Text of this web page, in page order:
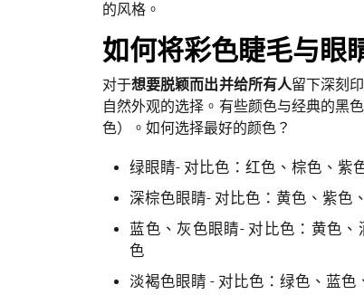
的风格。
如何将彩色睫毛与眼
对于想要脱颖而出并给所有人留下深刻
自然外观的选择。有些颜色与经典的黑
色）。如何选择最好的颜色？
绿眼睛- 对比色：红色、棕色、紫
深棕色眼睛- 对比色：黄色、紫色
蓝色、灰色眼睛- 对比色：黄色
色
淡褐色眼睛 - 对比色：绿色、蓝